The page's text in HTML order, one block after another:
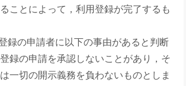
ことによって，利用登録が完了するも
録の申請者に以下の事由があると判断
録の申請を承認しないことがあり，そ
一切の開示義務を負わないものとしま